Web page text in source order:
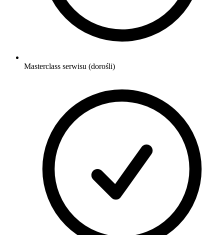
Masterclass serwisu (dorośli)